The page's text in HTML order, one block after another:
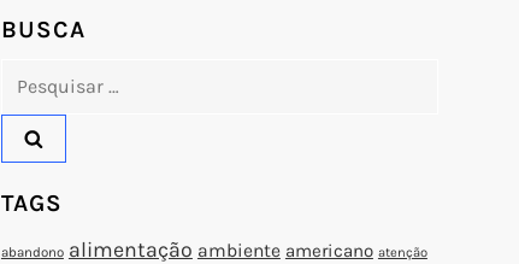
BUSCA
Pesquisar
TAGS
abandono alimentação ambiente americano atenção